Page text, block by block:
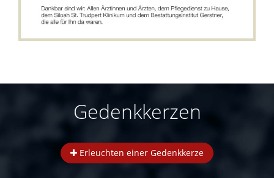
Gedenkkerzen
Erleuchten einer Gedenkkerze